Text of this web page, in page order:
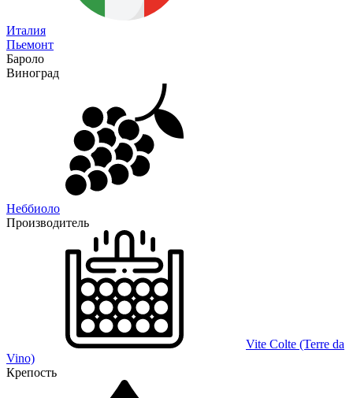
Италия
Пьемонт
Бароло
Виноград
Неббиоло
Производитель
Vite Colte (Terre da
Vino)
Крепость